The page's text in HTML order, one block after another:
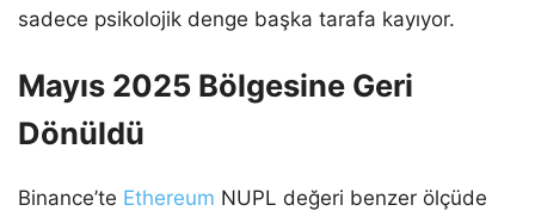
sadece psikolojik denge başka tarafa kayıyor.
Mayıs 2025 Bölgesine Geri
Dönüldü
Binance’te Ethereum NUPL değeri benzer ölçüde